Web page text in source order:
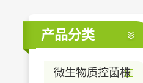
产品分类
微生物质控菌株